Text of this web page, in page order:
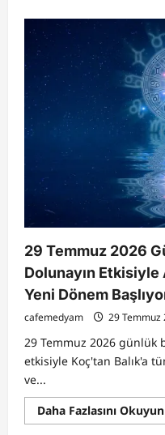
29 Temmuz 2026
Dolunayın
Yeni Dönem
cafemedyam 29 Temmuz
29 Temmuz 2026 günlük
etkisiyle Koç'tan Balık'a
ve...
Daha Fazlasını Okuyun